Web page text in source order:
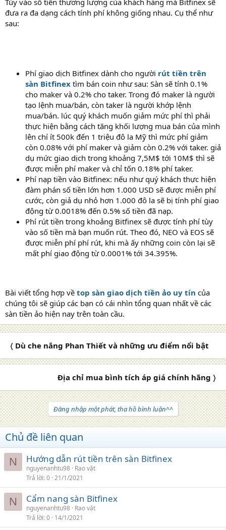
đưa ra đa dạng cách tính phí không giống nhau. Cụ thể như
sau:
Phí giao dịch Bitfinex dành cho người rút tiền trên
sàn Bitfinex tìm bán coin như sau: Sàn sẽ tính 0.1%
cho maker và 0.2% cho taker. Trong đó maker là người
tạo lệnh mua/bán, còn taker là người khớp lệnh
mua/bán. lúc quý khách muốn giảm mức phí thì phải
thực hiện bằng cách tăng khối lượng mua bán của mình
lên chí ít 500k đến 1 triệu đô la Mỹ thì mức phí giảm
còn 0.08% với phí maker và giảm còn 0.2% với taker. giả
dụ mức giao dịch trong khoảng 7,5M$ tới 10M$ thì sẽ
được miễn phí maker và chỉ tốn 0.18% phí taker.
Phí nạp tiền vào Bitfinex: nếu như quý khách thực hiện
đàm phán số tiền lớn hơn 1.000 USD sẽ được miễn phí
cước, còn giả dụ nhỏ hơn 1.000 đô la sẽ bị tính phí giao
động từ 0.0018% đến 0.5% số tiền đã nạp.
Phí rút tiền trong khoảng Bitfinex sẽ được tính phí tùy
vào số tiền mà bạn muốn rút. Theo đó, NEO và EOS sẽ
được miễn phí phí rút, khi mà ấy những coin còn lại sẽ
mất phí giao động từ 0.0001% tới 34.395%.
Bài viết tổng hợp về top sàn giao dịch tiền ảo uy tín của
chúng tôi sẽ giúp các bạn có cái nhìn tổng quan nhất về các
sàn tiền ảo hiện nay trên toàn cầu.
〈 Dù che nắng Phan Thiết và những ưu điểm nổi bật
Địa chỉ mua bình tích áp giá chính hãng 〉
Đăng nhập một phát, tha hồ bình luận^^
Chủ đề liên quan
N Hướng dẫn rút tiền trên sàn Bitfinex
nguyenanhtu98 Rao vặt
Trả lời 0 21/1/2021
N Cẩm nang sàn Bitfinex
nguyenanhtu98 Rao vặt
Trả lời 0 14/1/2021